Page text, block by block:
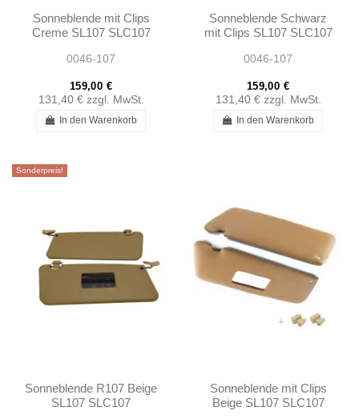
Sonneblende mit Clips
Creme SL107 SLC107
0046-107
159,00 €
131,40 € zzgl. MwSt.
In den Warenkorb
Sonneblende Schwarz
mit Clips SL107 SLC107
0046-107
159,00 €
131,40 € zzgl. MwSt.
In den Warenkorb
Sonderpreis!
Sonneblende R107 Beige
SL107 SLC107
Sonneblende mit Clips
Beige SL107 SLC107